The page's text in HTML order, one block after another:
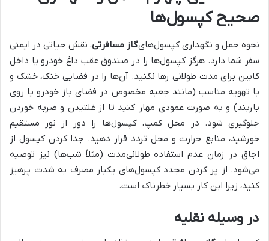
صحیح کپسول‌ها
نحوه حمل و نگهداری کپسول‌هایگاز مسافرتی، نقش حیاتی در ایمنی
سفر شما دارد. هرگز کپسول‌ها را در صندوق عقب داغ خودرو یا داخل
کابین برای مدت طولانی رها نکنید. آن‌ها را در فضایی خنک، خشک و
با تهویه مناسب (مانند جعبه مخصوص در فضای باز خودرو یا روی
باربند) و به صورت عمودی مهار کنید تا از غلتیدن و ضربه خوردن
جلوگیری شود. در محل کمپ، کپسول‌ها را دور از نور مستقیم
خورشید، منابع حرارت و محل تردد قرار دهید. جدا کردن کپسول از
اجاق در زمان عدم استفاده طولانی‌مدت (مثلاً شب‌ها) نیز توصیه
می‌شود. از پر کردن مجدد کپسول‌های یکبار مصرف به شدت پرهیز
کنید، زیرا این کار بسیار خطرناک است.
در وسیله نقلیه